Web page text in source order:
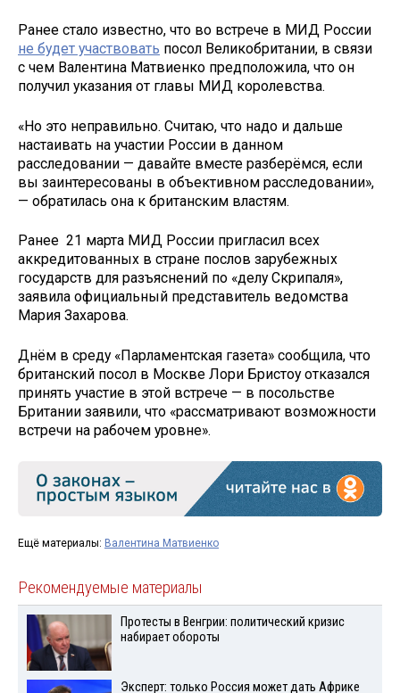
Ранее стало известно, что во встрече в МИД России
не будет участвовать посол Великобритании, в связи
с чем Валентина Матвиенко предположила, что он
получил указания от главы МИД королевства.
«Но это неправильно. Считаю, что надо и дальше
настаивать на участии России в данном
расследовании — давайте вместе разберёмся, если
вы заинтересованы в объективном расследовании»,
— обратилась она к британским властям.
Ранее 21 марта МИД России пригласил всех
аккредитованных в стране послов зарубежных
государств для разъяснений по «делу Скрипаля»,
заявила официальный представитель ведомства
Мария Захарова.
Днём в среду «Парламентская газета» сообщила, что
британский посол в Москве Лори Бристоу отказался
принять участие в этой встрече — в посольстве
Британии заявили, что «рассматривают возможности
встречи на рабочем уровне».
Ещё материалы: Валентина Матвиенко
Рекомендуемые материалы
Протесты в Венгрии: политический кризис
набирает обороты
Эксперт: только Россия может дать Африке